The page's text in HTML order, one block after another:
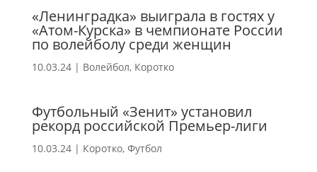
«Ленинградка» выиграла в гостях у
«Атом-Курска» в чемпионате России
по волейболу среди женщин
10.03.24| Волейбол, Коротко
Футбольный «Зенит» установил
рекорд российской Премьер-лиги
10.03.24| Коротко, Футбол